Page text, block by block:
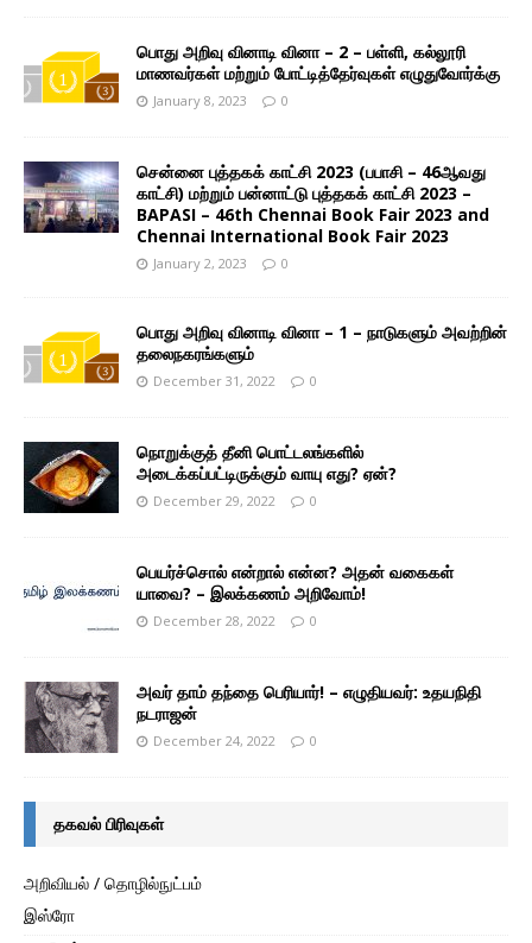
பொது அறிவு வினாடி வினா – 2 – பள்ளி, கல்லூரி
மாணவர்கள் மற்றும் போட்டித்தேர்வுகள் எழுதுவோர்க்கு
January 8, 2023 0
சென்னை புத்தகக் காட்சி 2023 (பபாசி – 46ஆவது
காட்சி) மற்றும் பன்னாட்டு புத்தகக் காட்சி 2023 –
BAPASI – 46th Chennai Book Fair 2023 and
Chennai International Book Fair 2023
January 2, 2023 0
பொது அறிவு வினாடி வினா – 1 – நாடுகளும் அவற்றின்
தலைநகரங்களும்
December 31, 2022 0
நொறுக்குத் தீனி பொட்டலங்களில்
அடைக்கப்பட்டிருக்கும் வாயு எது? ஏன்?
December 29, 2022 0
பெயர்ச்சொல் என்றால் என்ன? அதன் வகைகள்
யாவை? – இலக்கணம் அறிவோம்!
December 28, 2022 0
அவர் தாம் தந்தை பெரியார்! – எழுதியவர்: உதயநிதி
நடராஜன்
December 24, 2022 0
தகவல் பிரிவுகள்
அறிவியல் / தொழில்நுட்பம்
இஸ்ரோ